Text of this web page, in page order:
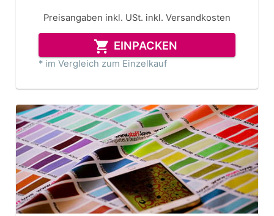
Preisangaben inkl. USt. inkl. Versandkosten
EINPACKEN
* im Vergleich zum Einzelkauf